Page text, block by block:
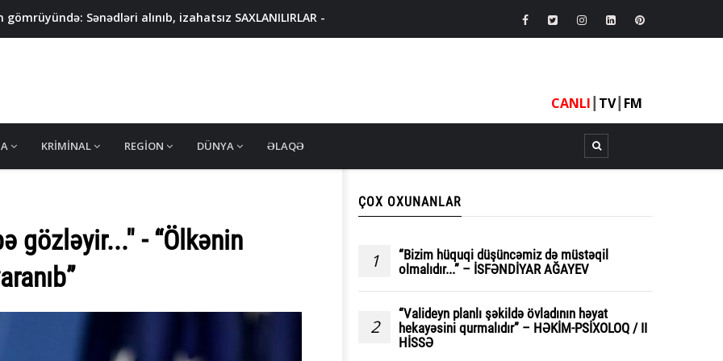
Sənədləri alınıb, izahatsız SAXLANILIRLAR -
mefedron istehsal edərkən yaxalandı - VIDEO/FOTO
tətbiq olunmayacaq? - AÇIQLAMA
CANLI TV┃ FM
KRIMINAL REGION DÜNYA ƏLAQƏ
gözləyir..." - “Ölkənin
ÇOX OXUNANLAR
1
“Bizim hüquqi düşüncəmiz də müstəqil
olmalıdır...” – İSFƏNDİYAR AĞAYEV
2
“Valideyn planlı şəkildə övladının həyat
hekayəsini qurmalıdır” – HƏKİM-PSİXOLOQ / II
HİSSƏ